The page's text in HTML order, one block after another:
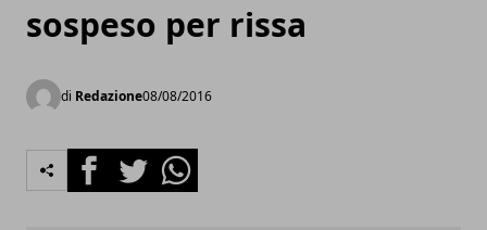
sospeso per rissa
di Redazione08/08/2016
FacebookTwitterWhatsapp